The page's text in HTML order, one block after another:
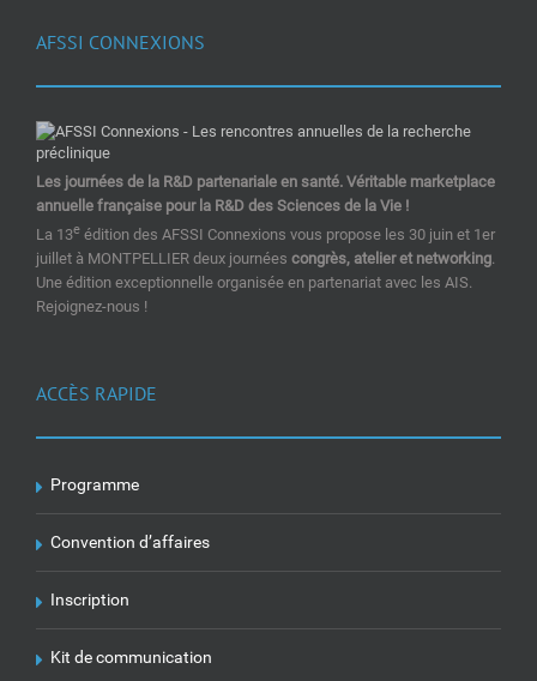
AFSSI CONNEXIONS
Les journées de la R&D partenariale en santé. Véritable marketplace
annuelle française pour la R&D des Sciences de la Vie !
La 13e édition des AFSSI Connexions vous propose les 30 juin et 1er
juillet à MONTPELLIER deux journées congrès, atelier et networking.
Une édition exceptionnelle organisée en partenariat avec les AIS.
Rejoignez-nous !
ACCÈS RAPIDE
Programme
Convention d’affaires
Inscription
Kit de communication